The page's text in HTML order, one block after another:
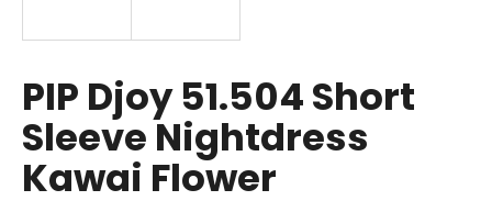
PIP Djoy 51.504 Short
Sleeve Nightdress
Kawai Flower
í
t
?